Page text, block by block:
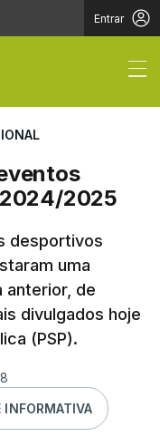
Entrar
em
2025
desportivos
uma
anterior, de
divulgados hoje
(PSP).